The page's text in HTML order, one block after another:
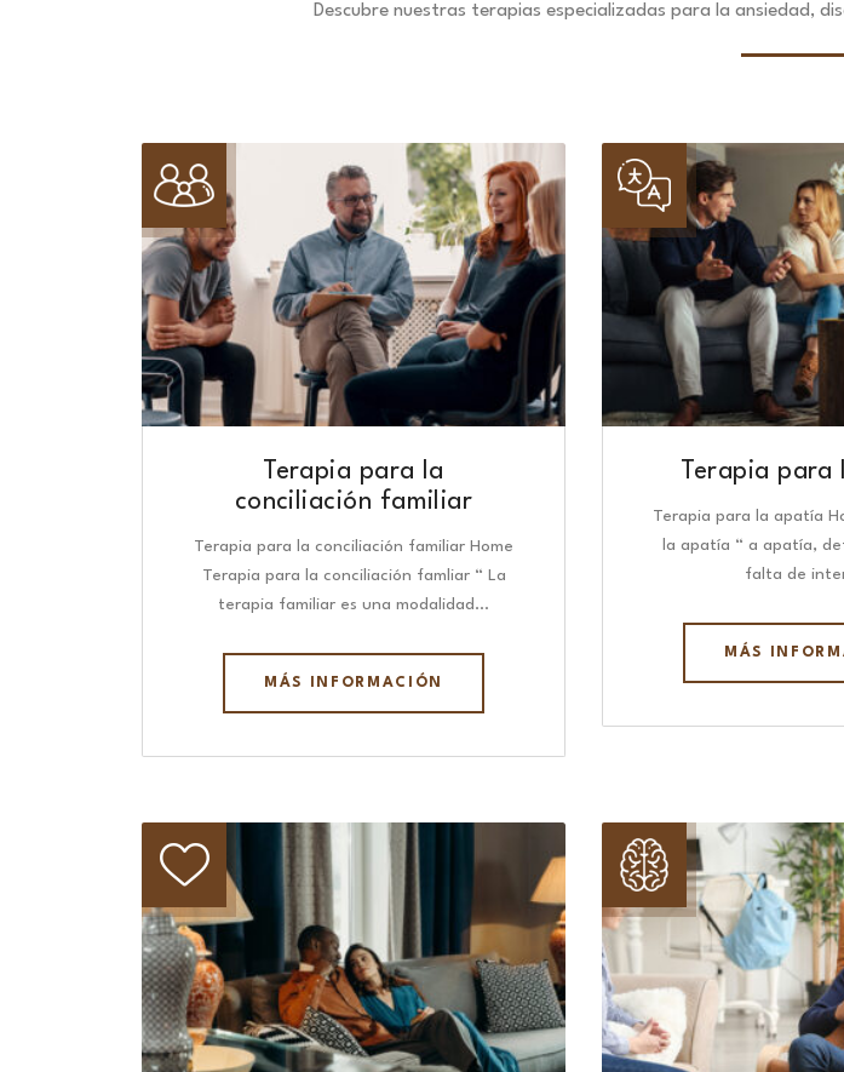
Descubre nuestras terapias especializadas para la ansiedad,
Terapia para la
conciliación familiar
Terapia para la conciliación familiar Home
Terapia para la conciliación famliar “ La
terapia familiar es una modalidad…
MÁS INFORMACIÓN
Terapia
Terapia para la apatía
la apatía “ a apatía,
falta de
MÁS